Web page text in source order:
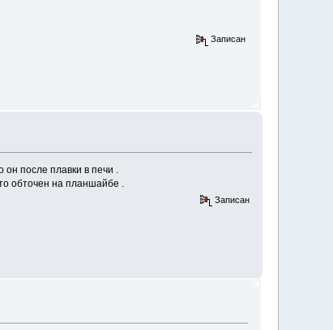
Записан
после плавки в печи .
обточен на планшайбе .
Записан